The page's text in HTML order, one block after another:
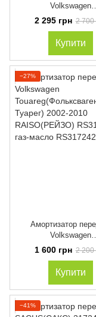
Volkswagen
Touareg(Фольксваген
2002-2010
D8072 газ-масло
2 295 грн 2 700
Купити
−27%
Амортизатор
Volkswagen
Touareg(Фольксваген
2002-2010
RS317242 газ-
1 600 грн 2 200
Купити
−41%